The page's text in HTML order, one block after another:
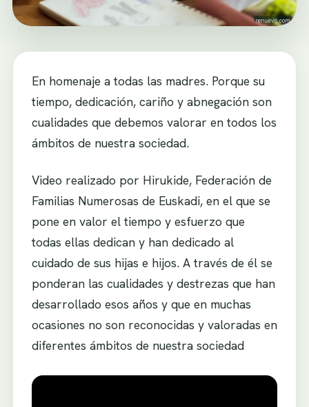
En homenaje a todas las madres. Porque su
tiempo, dedicación, cariño y abnegación son
cualidades que debemos valorar en todos los
ámbitos de nuestra sociedad.
Video realizado por Hirukide, Federación de
Familias Numerosas de Euskadi, en el que se
pone en valor el tiempo y esfuerzo que
todas ellas dedican y han dedicado al
cuidado de sus hijas e hijos. A través de él se
ponderan las cualidades y destrezas que han
desarrollado esos años y que en muchas
ocasiones no son reconocidas y valoradas en
diferentes ámbitos de nuestra sociedad